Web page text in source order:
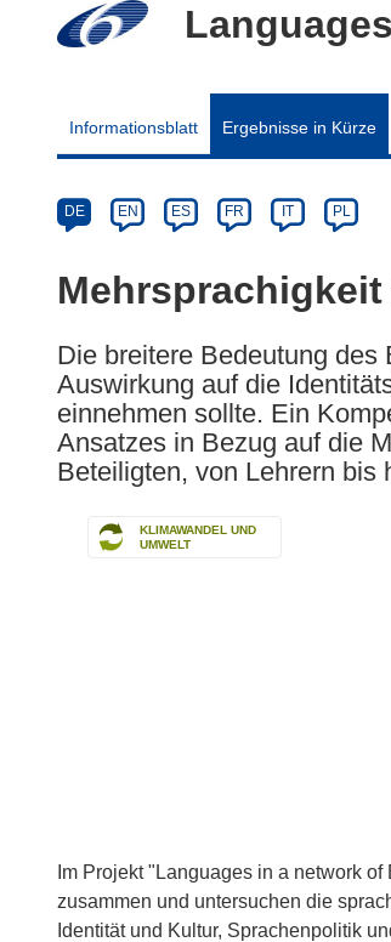
Informationsblatt Ergebnisse in Kürze
Category
Article
available
the
languages:
DE EN ES FR IT PL
Die breitere Bedeutung
Auswirkung auf die
einnehmen sollte. Ein
Ansatzes in Bezug auf die
Beteiligten, von Lehrern bis
KLIMAWANDEL UND
UMWELT
Im Projekt "Languages in a network
zusammen und untersuchen die
Identität und Kultur, Sprachenpolitik